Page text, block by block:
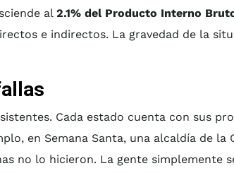
al 2.1% del Producto Interno
e indirectos. La gravedad de la
Cada estado cuenta con sus
en Semana Santa, una alcaldía de la
no lo hicieron. La gente simplemente